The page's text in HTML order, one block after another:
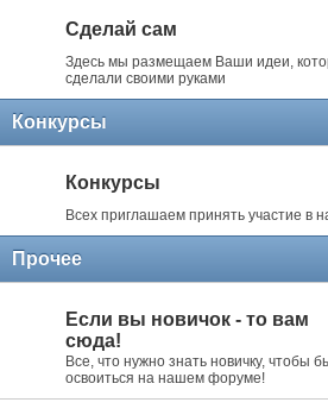
Сделай сам
Здесь мы размещаем Ваши идеи,
сделали своими руками
Конкурсы
Конкурсы
Всех приглашаем принять участие в
Прочее
Если вы новичок - то вам
сюда!
Все, что нужно знать новичку, чтобы
освоиться на нашем форуме!